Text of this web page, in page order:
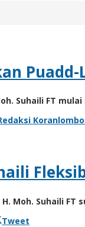
Suhaili FT
Moh. Suhaili
Tweet